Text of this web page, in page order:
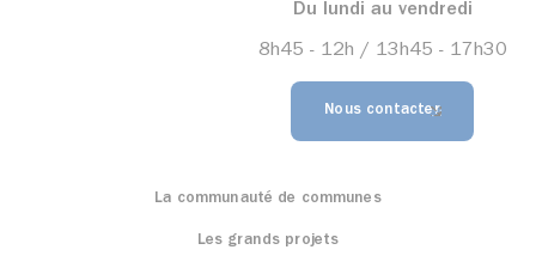
Du lundi au vendredi
8h45 - 12h / 13h45 - 17h30
Nous contacter
La communauté de communes
Les grands projets